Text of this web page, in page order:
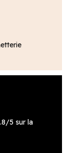
5 sur la